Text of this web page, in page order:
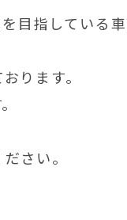
目指している車
ります。
さい。